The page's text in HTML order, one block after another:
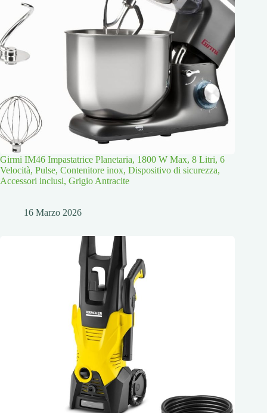
Girmi IM46 Impastatrice Planetaria, 1800 W Max, 8 Litri, 6
Velocità, Pulse, Contenitore inox, Dispositivo di sicurezza,
Accessori inclusi, Grigio Antracite
16 Marzo 2026